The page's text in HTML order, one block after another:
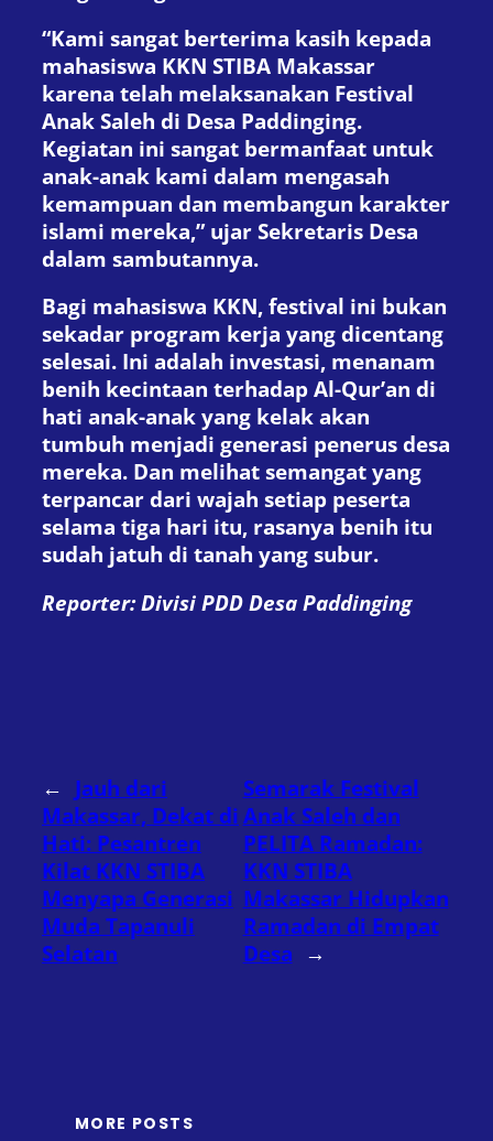
“Kami sangat berterima kasih kepada
mahasiswa KKN STIBA Makassar
karena telah melaksanakan Festival
Anak Saleh di Desa Paddinging.
Kegiatan ini sangat bermanfaat untuk
anak-anak kami dalam mengasah
kemampuan dan membangun karakter
islami mereka,” ujar Sekretaris Desa
dalam sambutannya.
Bagi mahasiswa KKN, festival ini bukan
sekadar program kerja yang dicentang
selesai. Ini adalah investasi, menanam
benih kecintaan terhadap Al-Qur’an di
hati anak-anak yang kelak akan
tumbuh menjadi generasi penerus desa
mereka. Dan melihat semangat yang
terpancar dari wajah setiap peserta
selama tiga hari itu, rasanya benih itu
sudah jatuh di tanah yang subur.
Reporter: Divisi PDD Desa Paddinging
← Jauh dari
Makassar, Dekat di
Hati: Pesantren
Kilat KKN STIBA
Menyapa Generasi
Muda Tapanuli
Selatan
Semarak Festival
Anak Saleh dan
PELITA Ramadan:
KKN STIBA
Makassar Hidupkan
Ramadan di Empat
Desa →
MORE POSTS